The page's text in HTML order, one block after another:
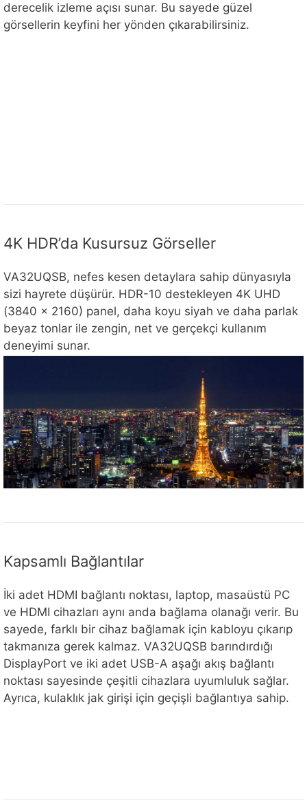
derecelik izleme açısı sunar. Bu sayede güzel
görsellerin keyfini her yönden çıkarabilirsiniz.
4K HDR’da Kusursuz Görseller
VA32UQSB, nefes kesen detaylara sahip dünyasıyla
sizi hayrete düşürür. HDR-10 destekleyen 4K UHD
(3840 x 2160) panel, daha koyu siyah ve daha parlak
beyaz tonlar ile zengin, net ve gerçekçi kullanım
deneyimi sunar.
Kapsamlı Bağlantılar
İki adet HDMI bağlantı noktası, laptop, masaüstü PC
ve HDMI cihazları aynı anda bağlama olanağı verir. Bu
sayede, farklı bir cihaz bağlamak için kabloyu çıkarıp
takmanıza gerek kalmaz. VA32UQSB barındırdığı
DisplayPort ve iki adet USB-A aşağı akış bağlantı
noktası sayesinde çeşitli cihazlara uyumluluk sağlar.
Ayrıca, kulaklık jak girişi için geçişli bağlantıya sahip.